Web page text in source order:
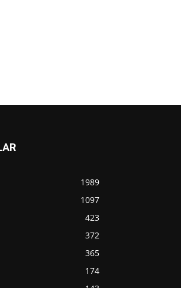
1989
1097
423
372
365
174